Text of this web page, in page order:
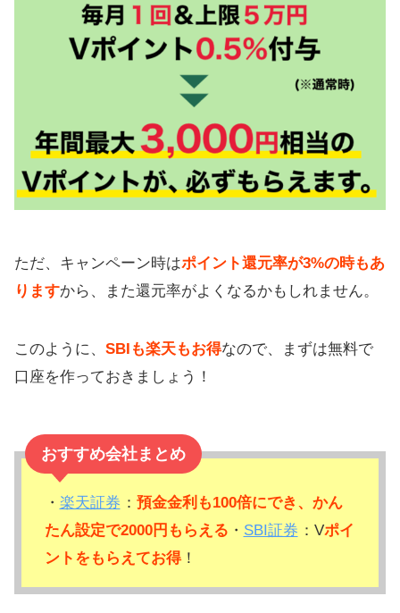
ただ、キャンペーン時はポイント還元率が3%の時もあ
りますから、また還元率がよくなるかもしれません。
このように、 SBIも楽天もお得なので、まずは無料で
口座を作っておきましょう！
おすすめ会社まとめ
・ 楽天証券 ： 預金金利も100倍にでき、かん
たん設定で2000円もらえる ・ SBI証券 ：Vポイ
ントをもらえてお得！